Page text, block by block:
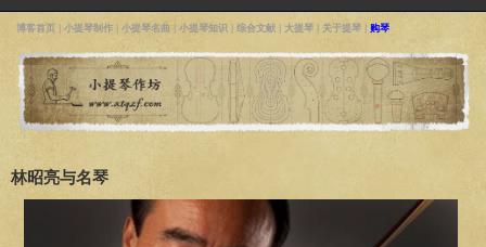
博客首页 小提琴制作 小提琴名曲 小提琴知识 综合文献 大提琴 关于提琴 购琴
林昭亮与名琴